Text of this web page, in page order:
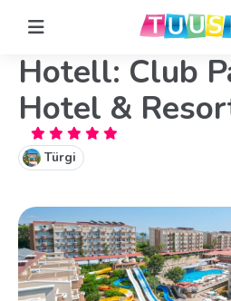
Hotell: Club
Hotel &
Türgi